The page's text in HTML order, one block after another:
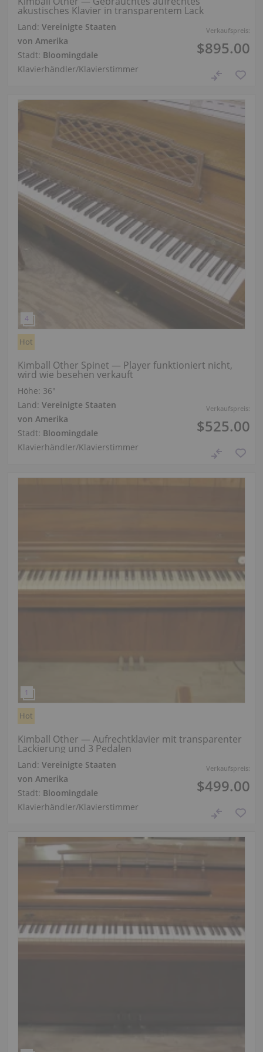
Verkaufspreis:
$895.00
akustisches Klavier in transparentem Lack
Land: Vereinigte Staaten
von Amerika
Stadt: Bloomingdale
Klavierhändler/Klavierstimmer
Verkaufspreis:
$525.00
Hot
Kimball Other Spinet — Player funktioniert nicht,
wird wie besehen verkauft
Höhe: 36″
Land: Vereinigte Staaten
von Amerika
Stadt: Bloomingdale
Klavierhändler/Klavierstimmer
Verkaufspreis:
$499.00
Hot
Kimball Other — Aufrechtklavier mit transparenter
Lackierung und 3 Pedalen
Land: Vereinigte Staaten
von Amerika
Stadt: Bloomingdale
Klavierhändler/Klavierstimmer